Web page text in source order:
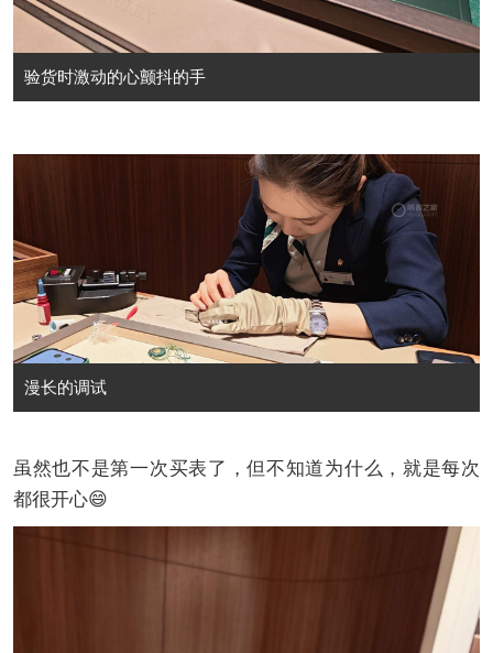
验货时激动的心颤抖的手
漫长的调试
虽然也不是第一次买表了，但不知道为什么，就是每次
都很开心😄